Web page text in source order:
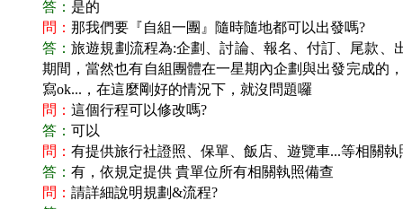
答： 是的
問： 那我們要『自組一團』隨時隨地都可以出發嗎?
答：旅遊規劃流程為:企劃、討論、報名、付訂、尾款
期間，當然也有自組團體在一星期內企劃與出發完成的
寫ok...，在這麼剛好的情況下，就沒問題囉
問： 這個行程可以修改嗎?
答： 可以
問： 有提供旅行社證照、保單、飯店、遊覽車...等相關
答： 有，依規定提供 貴單位所有相關執照備查
問： 請詳細說明規劃&流程?